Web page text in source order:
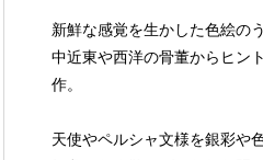
新鮮な感覚を生かした色絵の
中近東や西洋の骨董からヒン
作。
天使やペルシャ文様を銀彩や